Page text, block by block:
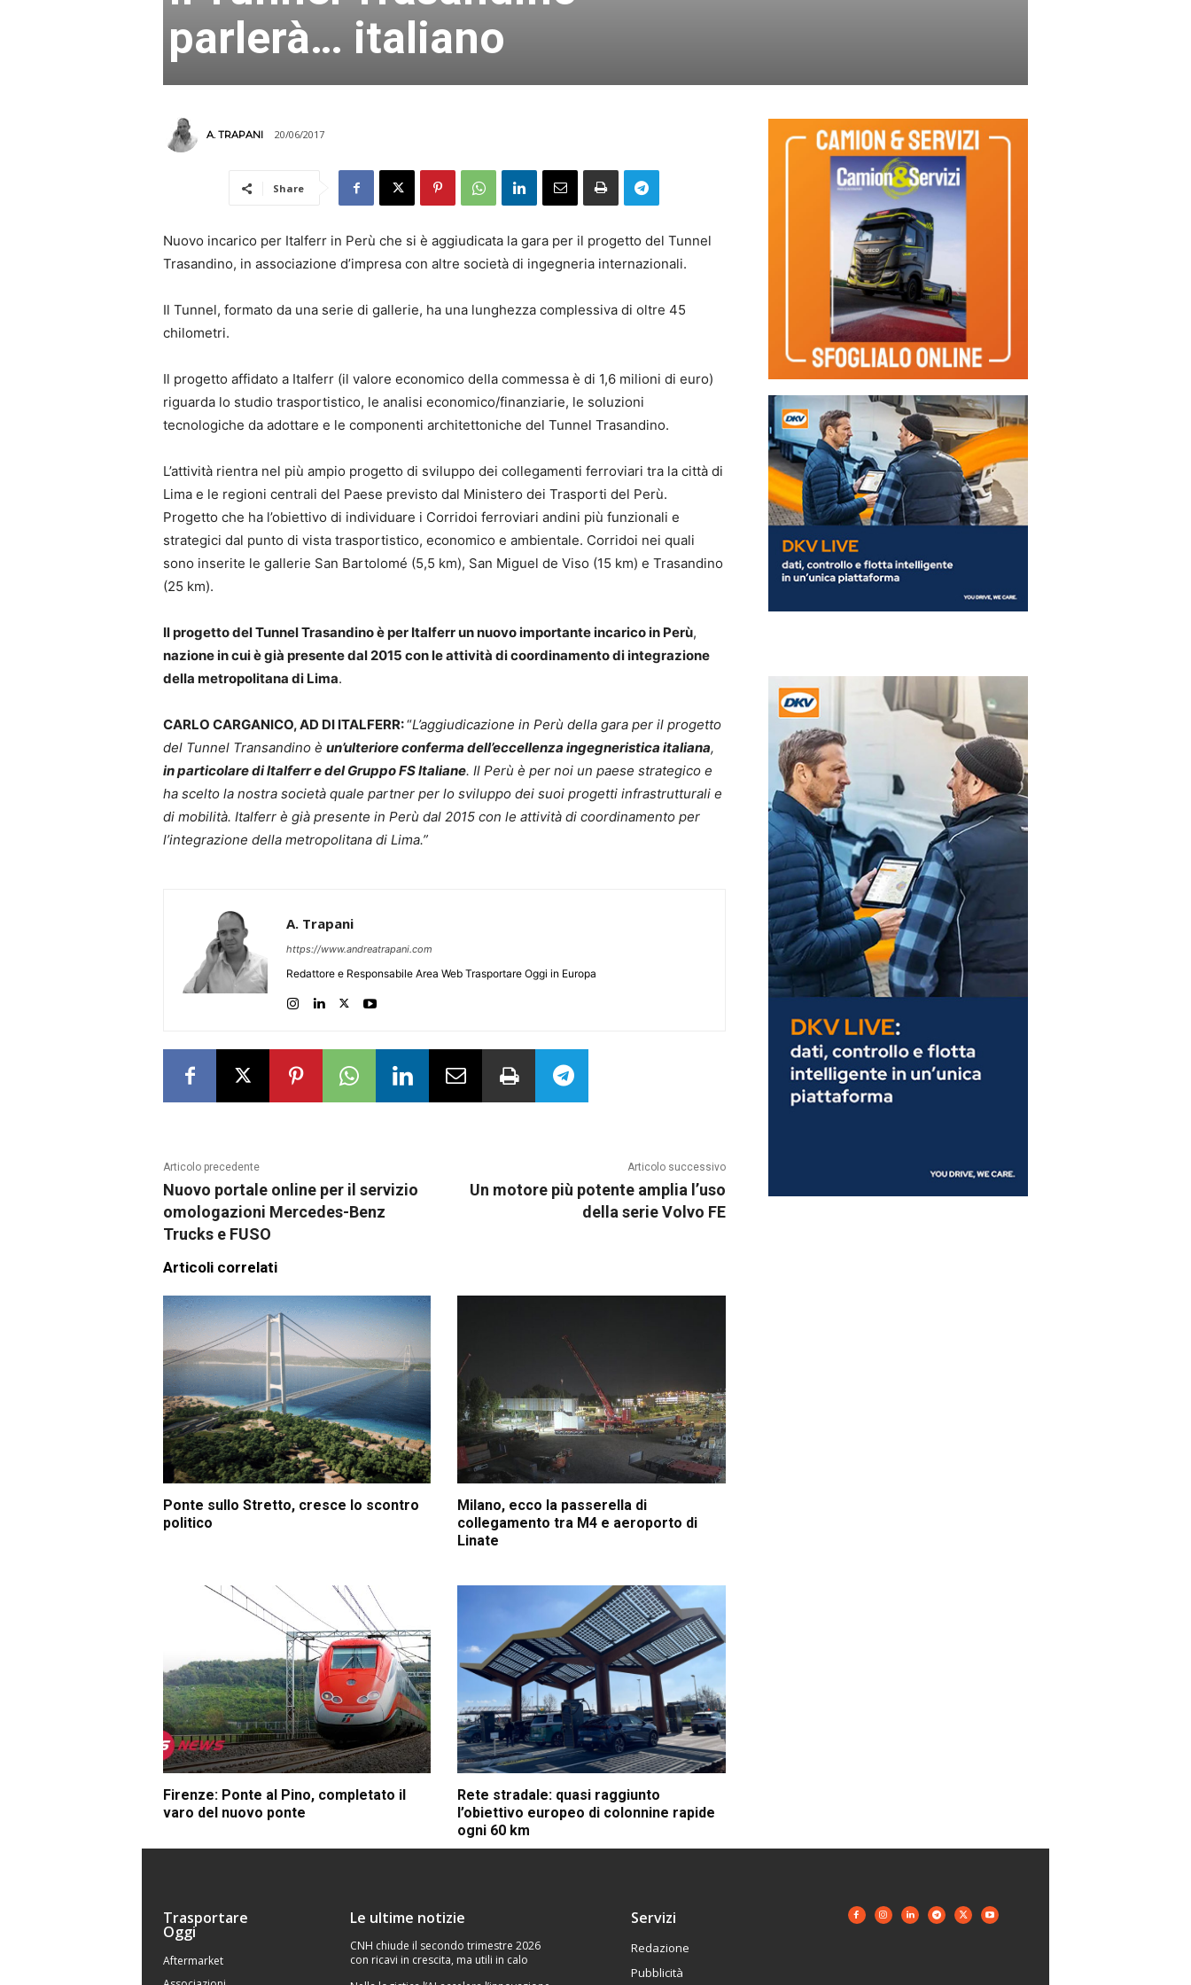
parlerà… italiano
A. TRAPANI 20/06/2017
Share
Nuovo incarico per Italferr in Perù che si è aggiudicata la gara per il progetto del Tunnel
Trasandino, in associazione d’impresa con altre società di ingegneria internazionali.
Il Tunnel, formato da una serie di gallerie, ha una lunghezza complessiva di oltre 45
chilometri.
Il progetto affidato a Italferr (il valore economico della commessa è di 1,6 milioni di euro)
riguarda lo studio trasportistico, le analisi economico/finanziarie, le soluzioni
tecnologiche da adottare e le componenti architettoniche del Tunnel Trasandino.
L’attività rientra nel più ampio progetto di sviluppo dei collegamenti ferroviari tra la città di
Lima e le regioni centrali del Paese previsto dal Ministero dei Trasporti del Perù.
Progetto che ha l’obiettivo di individuare i Corridoi ferroviari andini più funzionali e
strategici dal punto di vista trasportistico, economico e ambientale. Corridoi nei quali
sono inserite le gallerie San Bartolomé (5,5 km), San Miguel de Viso (15 km) e Trasandino
(25 km).
Il progetto del Tunnel Trasandino è per Italferr un nuovo importante incarico in Perù,
nazione in cui è già presente dal 2015 con le attività di coordinamento di integrazione
della metropolitana di Lima.
CARLO CARGANICO, AD DI ITALFERR:“L’aggiudicazione in Perù della gara per il progetto
del Tunnel Transandino è un’ulteriore conferma dell’eccellenza ingegneristica italiana,
in particolare di Italferr e del Gruppo FS Italiane. Il Perù è per noi un paese strategico e
ha scelto la nostra società quale partner per lo sviluppo dei suoi progetti infrastrutturali e
di mobilità. Italferr è già presente in Perù dal 2015 con le attività di coordinamento per
l’integrazione della metropolitana di Lima.”
A. Trapani
https://www.andreatrapani.com
Redattore e Responsabile Area Web Trasportare Oggi in Europa
Articolo precedente
Nuovo portale online per il servizio
omologazioni Mercedes-Benz
Trucks e FUSO
Articolo successivo
Un motore più potente amplia l’uso
della serie Volvo FE
Articoli correlati
Ponte sullo Stretto, cresce lo scontro
politico
Milano, ecco la passerella di
collegamento tra M4 e aeroporto di
Linate
Firenze: Ponte al Pino, completato il
varo del nuovo ponte
Rete stradale: quasi raggiunto
l’obiettivo europeo di colonnine rapide
ogni 60 km
Trasportare
Oggi
Aftermarket
Le ultime notizie
CNH chiude il secondo trimestre 2026
con ricavi in crescita, ma utili in calo
Servizi
Redazione
Pubblicità